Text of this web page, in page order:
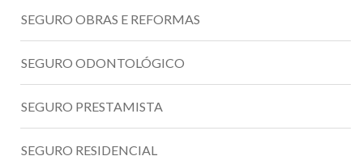
SEGURO OBRAS E REFORMAS
SEGURO ODONTOLÓGICO
SEGURO PRESTAMISTA
SEGURO RESIDENCIAL